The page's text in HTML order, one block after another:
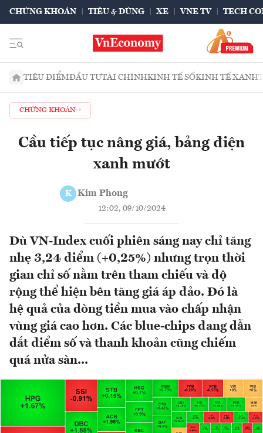
CHỨNG KHOÁN TIÊU & DÙNG XE VNE TV TECH
TIÊU ĐIỂMĐẦU TƯTÀI CHÍNHKINH TẾ SỐKINH TẾ XANH
CHỨNG KHOÁN
Cầu tiếp tục nâng giá, bảng điện
xanh mướt
K Kim Phong
12:02, 09/10/2024
Dù VN-Index cuối phiên sáng nay chỉ tăng
nhẹ 3,24 điểm (+0,25%) nhưng trọn thời
gian chỉ số nằm trên tham chiếu và độ
rộng thể hiện bên tăng giá áp đảo. Đó là
hệ quả của dòng tiền mua vào chấp nhận
vùng giá cao hơn. Các blue-chips đang dẫn
dắt điểm số và thanh khoản cũng chiếm
quá nửa sàn...